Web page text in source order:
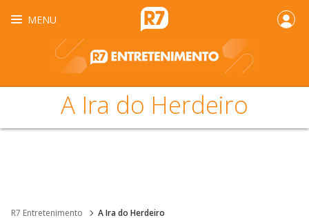
MENU
A Ira do Herdeiro
R7 Entretenimento A Ira do Herdeiro